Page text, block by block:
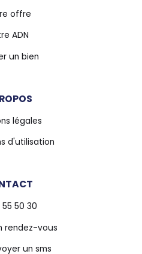
offre
ADN
un bien
légales
d'utilisation
55 50 30
rendez-vous
un sms